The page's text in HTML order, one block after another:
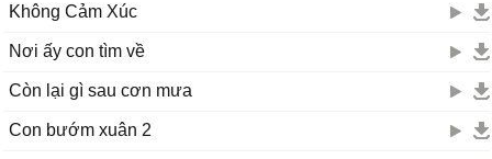
Không Cảm Xúc
Nơi ấy con tìm về
Còn lại gì sau cơn mưa
Con bướm xuân 2